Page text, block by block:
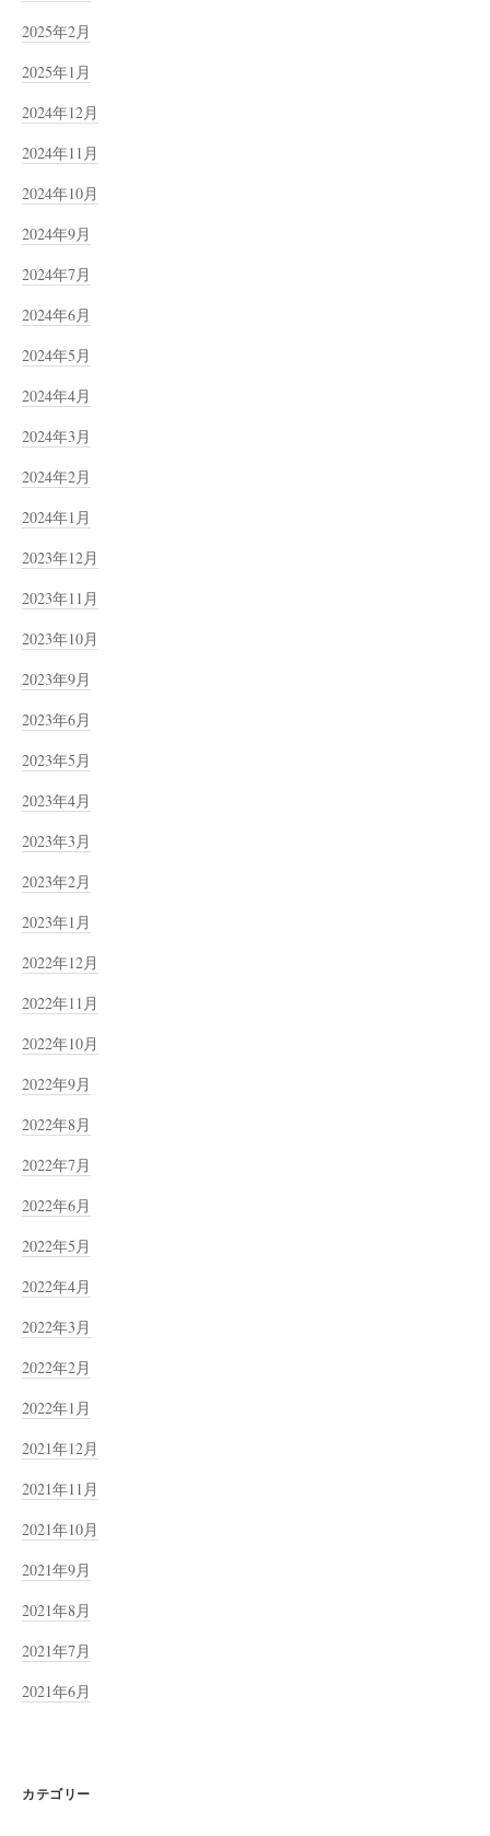
2025年2月
2025年1月
2024年12月
2024年11月
2024年10月
2024年9月
2024年7月
2024年6月
2024年5月
2024年4月
2024年3月
2024年2月
2024年1月
2023年12月
2023年11月
2023年10月
2023年9月
2023年6月
2023年5月
2023年4月
2023年3月
2023年2月
2023年1月
2022年12月
2022年11月
2022年10月
2022年9月
2022年8月
2022年7月
2022年6月
2022年5月
2022年4月
2022年3月
2022年2月
2022年1月
2021年12月
2021年11月
2021年10月
2021年9月
2021年8月
2021年7月
2021年6月
カテゴリー